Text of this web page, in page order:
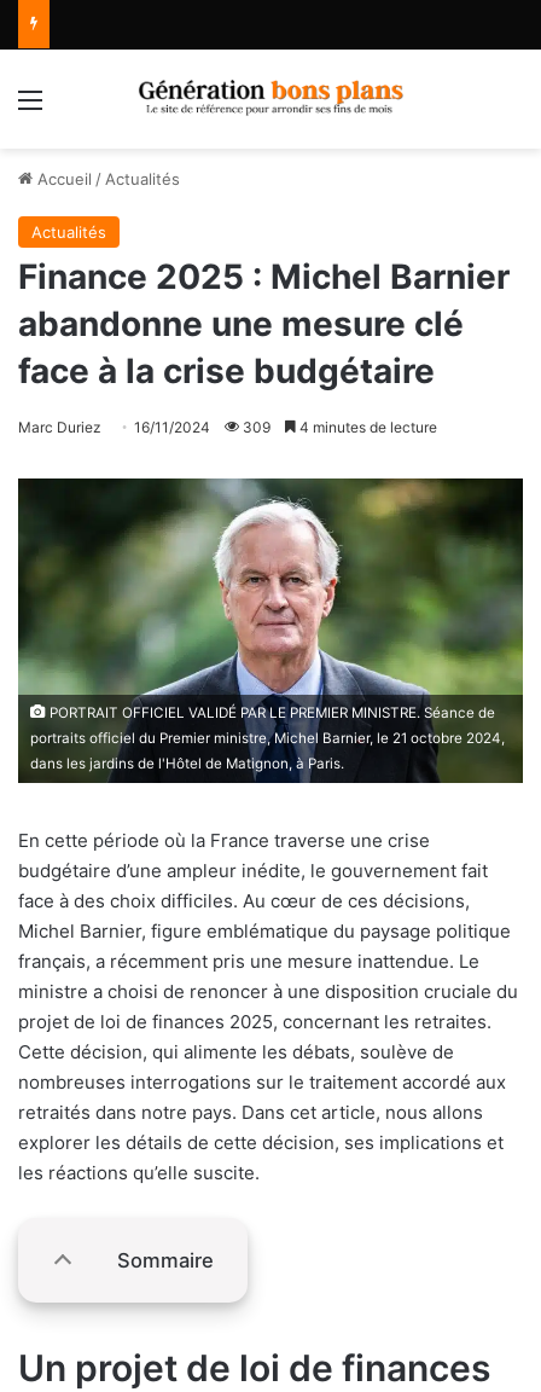
Menu
Accueil /Actualités
Actualités
Finance 2025 : Michel Barnier
abandonne une mesure clé
face à la crise budgétaire
Marc Duriez 16/11/2024 309 4 minutes de lecture
PORTRAIT OFFICIEL VALIDÉ PAR LE PREMIER MINISTRE. Séance de
portraits officiel du Premier ministre, Michel Barnier, le 21 octobre 2024,
dans les jardins de l'Hôtel de Matignon, à Paris.
En cette période où la France traverse une crise
budgétaire d’une ampleur inédite, le gouvernement fait
face à des choix difficiles. Au cœur de ces décisions,
Michel Barnier, figure emblématique du paysage politique
français, a récemment pris une mesure inattendue. Le
ministre a choisi de renoncer à une disposition cruciale du
projet de loi de finances 2025, concernant les retraites.
Cette décision, qui alimente les débats, soulève de
nombreuses interrogations sur le traitement accordé aux
retraités dans notre pays. Dans cet article, nous allons
explorer les détails de cette décision, ses implications et
les réactions qu’elle suscite.
Sommaire
Un projet de loi de finances